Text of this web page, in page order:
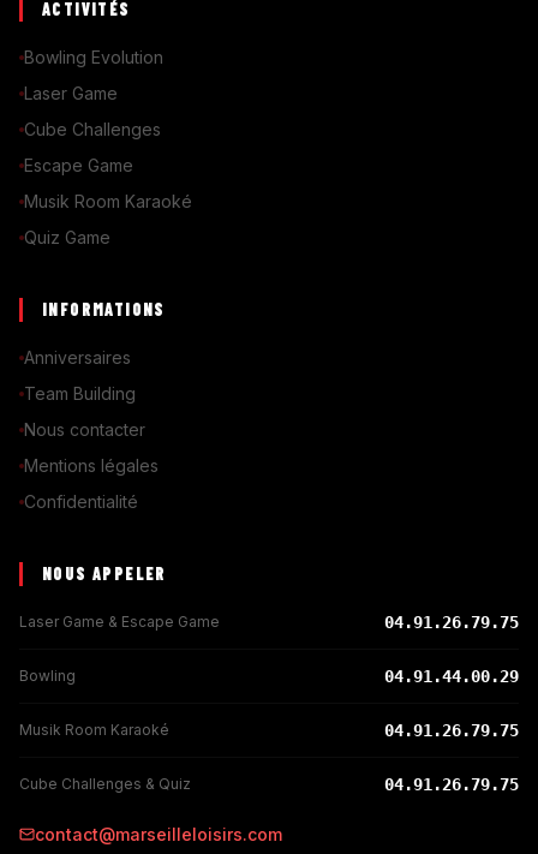
ACTIVITÉS
Bowling Evolution
Laser Game
Cube Challenges
Escape Game
Musik Room Karaoké
Quiz Game
INFORMATIONS
Anniversaires
Team Building
Nous contacter
Mentions légales
Confidentialité
NOUS APPELER
Laser Game & Escape Game 04.91.26.79.75
Bowling 04.91.44.00.29
Musik Room Karaoké 04.91.26.79.75
Cube Challenges & Quiz 04.91.26.79.75
contact@marseilleloisirs.com